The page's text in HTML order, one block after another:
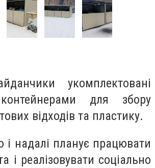
укомплектовані
для збору
відходів та пластику.
і надалі планує працювати
і реалізовувати соціально